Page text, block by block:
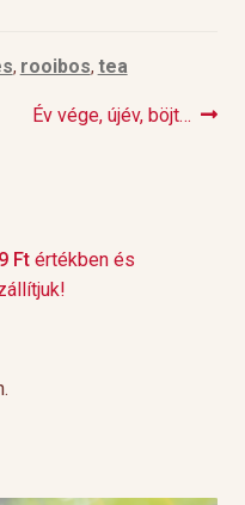
, rooibos, tea
Next
Év vége, újév, böjt…
Ftértékben és